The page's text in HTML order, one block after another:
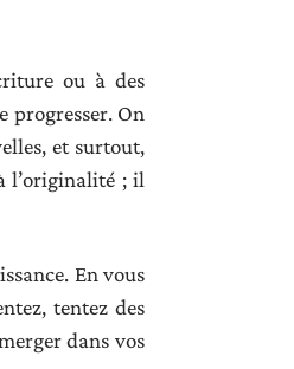
ou à des
progresser. On
et surtout,
l’originalité ; il
En vous
tentez des
dans vos